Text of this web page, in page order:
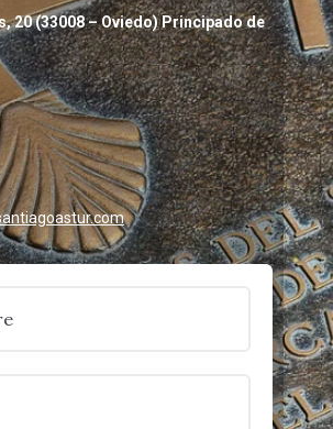
20 (33008 – Oviedo) Principado de